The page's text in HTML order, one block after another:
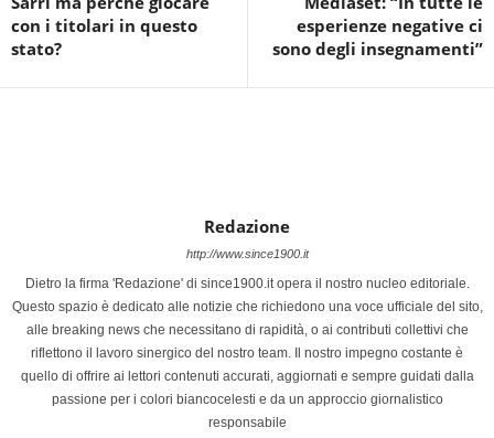
con i titolari in questo
stato?
esperienze negative ci
sono degli insegnamenti”
Redazione
http://www.since1900.it
Dietro la firma 'Redazione' di since1900.it opera il nostro nucleo editoriale.
Questo spazio è dedicato alle notizie che richiedono una voce ufficiale del sito,
alle breaking news che necessitano di rapidità, o ai contributi collettivi che
riflettono il lavoro sinergico del nostro team. Il nostro impegno costante è
quello di offrire ai lettori contenuti accurati, aggiornati e sempre guidati dalla
passione per i colori biancocelesti e da un approccio giornalistico
responsabile